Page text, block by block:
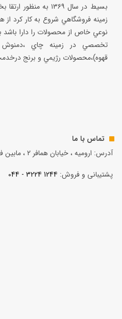
بسيط در سال ۱۳۶۹ به
زمينه فروشگاهي شروع به كار كرد
نوعي خاص از محصولات را دارا
تخصصي در زمينه چاي ،دمنوش
قهوه)،محصولات رژيمي و برنج
تماس با ما
آدرس: ارومیه ، خیابان همافر 2 ، مابين فلكه نه پله و کسری
پشتیبانی و فروش: 1244 3224 - 044